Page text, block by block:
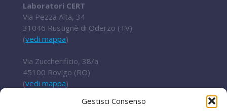
Gestisci Consenso
Laboratori CERT
Via Pezza Alta, 34
31046 Rustignè di Oderzo (TV)
(vedi mappa)
Via Zuccherificio, 38/a
45100 Rovigo (RO)
(vedi mappa)
+ 39 0422 852016